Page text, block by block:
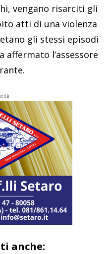
vengano risarciti gli
atti di una violenza
gli stessi episodi
l’assessore
anche: